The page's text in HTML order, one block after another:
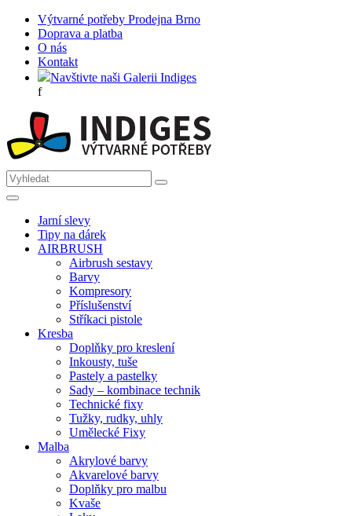
Výtvarné potřeby Prodejna Brno
Doprava a platba
O nás
Kontakt
Navštivte naši Galerii Indiges
f
Jarní slevy
Tipy na dárek
AIRBRUSH
Airbrush sestavy
Barvy
Kompresory
Příslušenství
Stříkaci pistole
Kresba
Doplňky pro kreslení
Inkousty, tuše
Pastely a pastelky
Sady – kombinace technik
Technické fixy
Tužky, rudky, uhly
Umělecké Fixy
Malba
Akrylové barvy
Akvarelové barvy
Doplňky pro malbu
Kvaše